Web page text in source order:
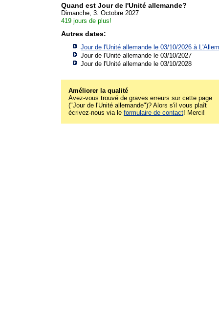
Quand est Jour de l'Unité allemande?
Dimanche, 3. Octobre 2027
419 jours de plus!
Autres dates:
Jour de l'Unité allemande le 03/10/2026 à
Jour de l'Unité allemande le 03/10/2027
Jour de l'Unité allemande le 03/10/2028
Améliorer la qualité
Avez-vous trouvé de graves erreurs sur cette page
("Jour de l'Unité allemande")? Alors s'il vous plaît
écrivez-nous via le formulaire de contact! Merci!